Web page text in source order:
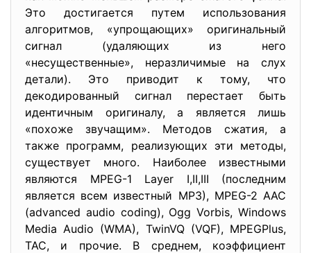
Это достигается путем использования
алгоритмов, «упрощающих» оригинальный
сигнал (удаляющих из него
«несущественные», неразличимые на слух
детали). Это приводит к тому, что
декодированный сигнал перестает быть
идентичным оригиналу, а является лишь
«похоже звучащим». Методов сжатия, а
также программ, реализующих эти методы,
существует много. Наиболее известными
являются MPEG-1 Layer I,II,III (последним
является всем известный MP3), MPEG-2 AAC
(advanced audio coding), Ogg Vorbis, Windows
Media Audio (WMA), TwinVQ (VQF), MPEGPlus,
TAC, и прочие. В среднем, коэффициент